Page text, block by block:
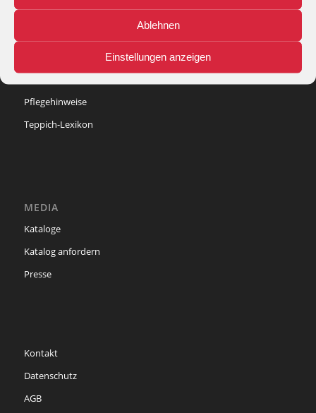
Ablehnen
Einstellungen anzeigen
Pflegehinweise
Teppich-Lexikon
MEDIA
Kataloge
Katalog anfordern
Presse
Kontakt
Datenschutz
AGB